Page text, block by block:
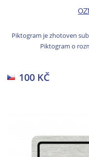
Piktogram je zhotoven
Piktogram o
100 KČ